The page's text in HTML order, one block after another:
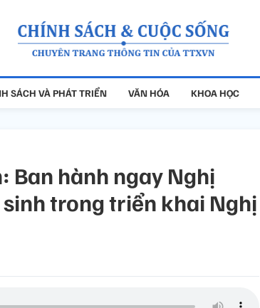
SÁCH VÀ PHÁT TRIỂN VĂN HÓA KHOA HỌC
Ban hành ngay Nghị
trong triển khai Nghị